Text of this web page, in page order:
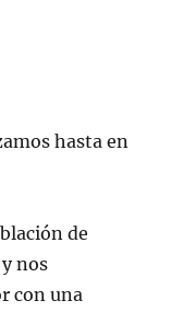
hasta en
de
nos
con una